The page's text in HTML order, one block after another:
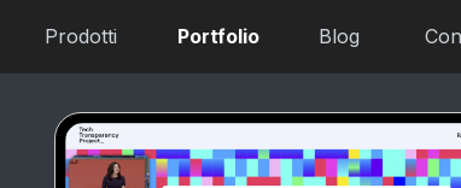
Prodotti Portfolio Blog